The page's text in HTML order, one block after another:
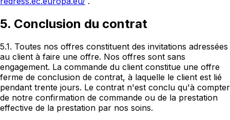
5. Conclusion du contrat
5.1. Toutes nos offres constituent des invitations adressées
au client à faire une offre. Nos offres sont sans
engagement. La commande du client constitue une offre
ferme de conclusion de contrat, à laquelle le client est lié
pendant trente jours. Le contrat n'est conclu qu'à compter
de notre confirmation de commande ou de la prestation
effective de la prestation par nos soins.